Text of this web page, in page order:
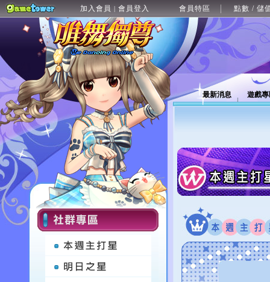
加入會員 | 會員登入 會員特區 點數 / 儲
最新消息 遊戲